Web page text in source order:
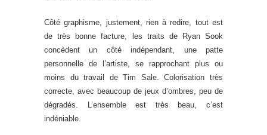
Côté graphisme, justement, rien à redire, tout est
de très bonne facture, les traits de Ryan Sook
concèdent un côté indépendant, une patte
personnelle de l’artiste, se rapprochant plus ou
moins du travail de Tim Sale. Colorisation très
correcte, avec beaucoup de jeux d’ombres, peu de
dégradés. L’ensemble est très beau, c’est
indéniable.